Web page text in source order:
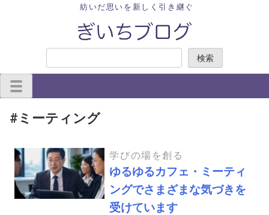
紡いだ思いを新しく引き継ぐ
索
検索
#ミーティング
学びの場を創る
ゆるゆるカフェ・ミーティ
ングでさまざまな気づきを
受けています